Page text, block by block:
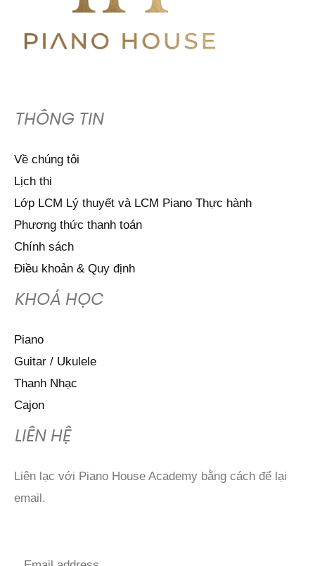
THÔNG TIN
Về chúng tôi
Lịch thi
Lớp LCM Lý thuyết và LCM Piano Thực hành
Phương thức thanh toán
Chính sách
Điều khoản & Quy định
KHOÁ HỌC
Piano
Guitar / Ukulele
Thanh Nhạc
Cajon
LIÊN HỆ
Liên lạc với Piano House Academy bằng cách để lại
email.